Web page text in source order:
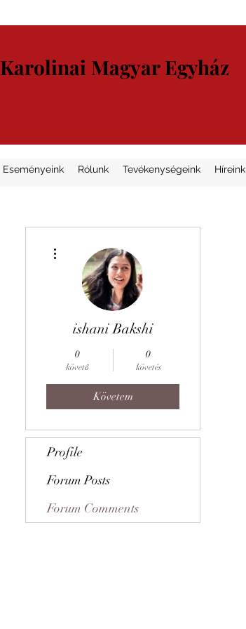
Karolinai Magyar Egyház
Eseményeink Rólunk Tevékenységeink Híreink
ishani Bakshi
0
követő
0
követés
Követem
Profile
Forum Posts
Forum Comments